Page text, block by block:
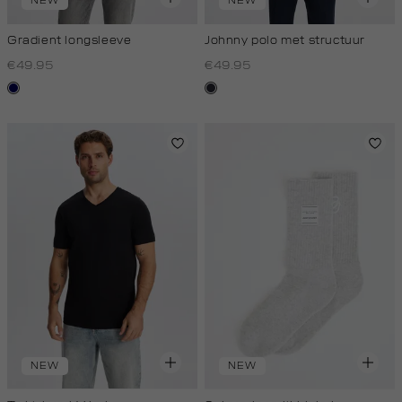
Gradient longsleeve
€49.95
blauw
Johnny polo met structuur
€49.95
blauw,
NEW NEW